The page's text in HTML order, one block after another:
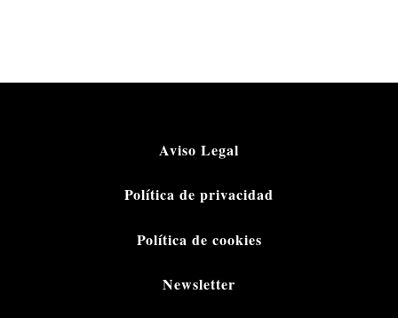
Aviso Legal
Política de privacidad
Política de cookies
Newsletter